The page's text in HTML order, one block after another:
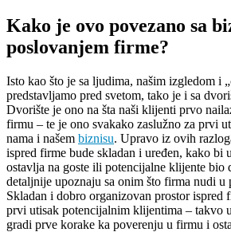
Kako je ovo povezano sa
poslovanjem firme?
Isto kao što je sa ljudima, našim izgledom i
predstavljamo pred svetom, tako je i sa
Dvorište je ono na šta naši klijenti prvo
firmu – te je ono svakako zaslužno za prvi
nama i našem biznisu. Upravo iz ovih
ispred firme bude skladan i uređen, kako bi
ostavlja na goste ili potencijalne klijente bio
detaljnije upoznaju sa onim što firma nudi u
Skladan i dobro organizovan prostor ispred
prvi utisak potencijalnim klijentima – takvo
gradi prve korake ka poverenju u firmu i